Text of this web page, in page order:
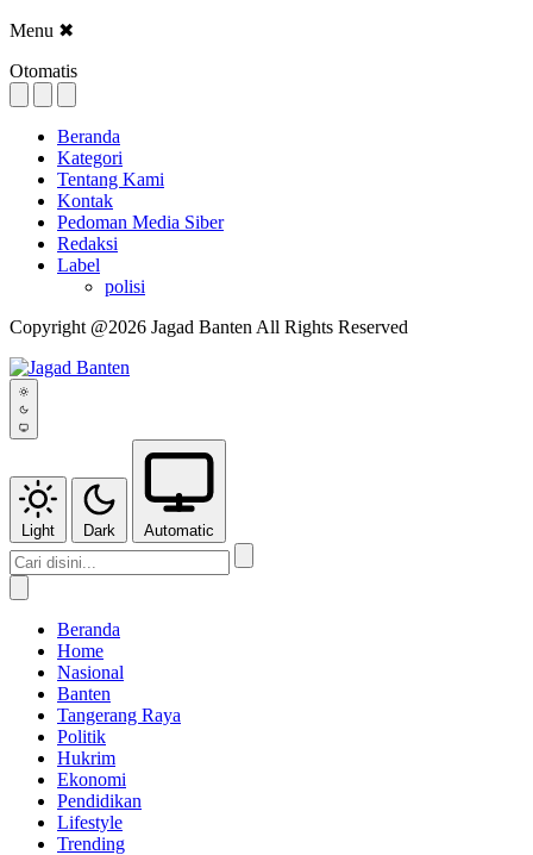
Menu ✖
Otomatis
Beranda
Kategori
Tentang Kami
Kontak
Pedoman Media Siber
Redaksi
Label
polisi
Copyright @2026 Jagad Banten All Rights Reserved
Light Dark Automatic
Beranda
Home
Nasional
Banten
Tangerang Raya
Politik
Hukrim
Ekonomi
Pendidikan
Lifestyle
Trending